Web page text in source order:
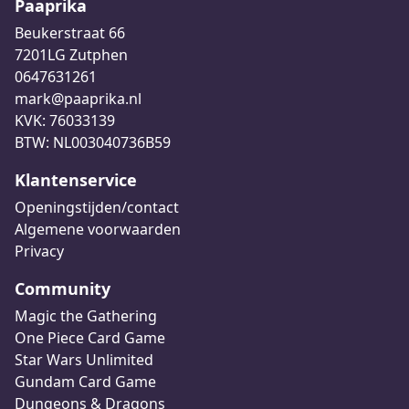
Paaprika
Beukerstraat 66
7201LG Zutphen
0647631261
mark@paaprika.nl
KVK: 76033139
BTW: NL003040736B59
Klantenservice
Openingstijden/contact
Algemene voorwaarden
Privacy
Community
Magic the Gathering
One Piece Card Game
Star Wars Unlimited
Gundam Card Game
Dungeons & Dragons